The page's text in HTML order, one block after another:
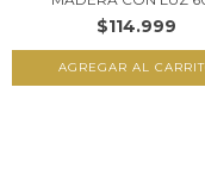
$114.999